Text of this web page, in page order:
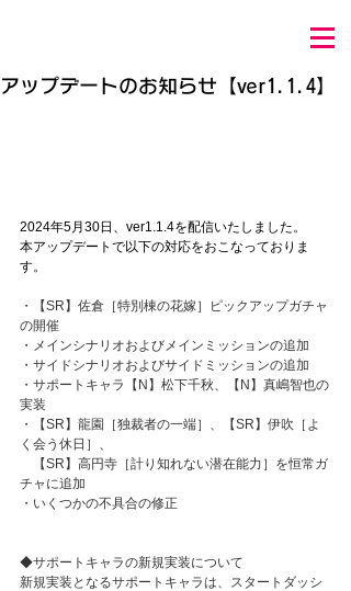
アップデートのお知らせ【ver1.1.4】
2024年5月30日、ver1.1.4を配信いたしました。
本アップデートで以下の対応をおこなっておりま
す。
・【SR】佐倉［特別棟の花嫁］ピックアップガチャ
の開催
・メインシナリオおよびメインミッションの追加
・サイドシナリオおよびサイドミッションの追加
・サポートキャラ【N】松下千秋、【N】真嶋智也の
実装
・【SR】龍園［独裁者の一端］、【SR】伊吹［よ
く会う休日］、
【SR】高円寺［計り知れない潜在能力］を恒常ガ
チャに追加
・いくつかの不具合の修正
◆サポートキャラの新規実装について
新規実装となるサポートキャラは、スタートダッシ